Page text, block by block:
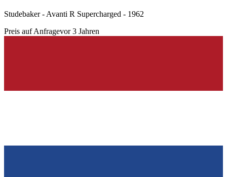
Studebaker - Avanti R Supercharged - 1962
Preis auf Anfragevor 3 Jahren